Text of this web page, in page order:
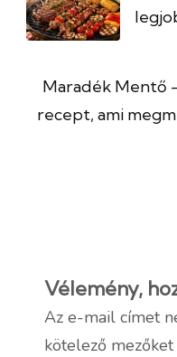
Maradék Mentő
recept, ami
Vélemény,
Az e-mail címet
kötelező mezőket